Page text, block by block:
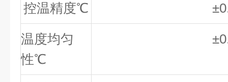
控温精度℃
温度均匀
性℃